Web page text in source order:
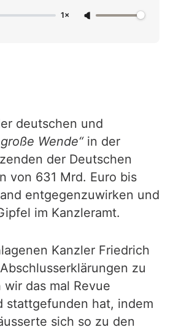
1×
deutschen und
Wende“in der
der Deutschen
von 631 Mrd. Euro bis
entgegenzuwirken und
im Kanzleramt.
Kanzler Friedrich
zu
das mal Revue
stattgefunden hat, indem
sich so zu den